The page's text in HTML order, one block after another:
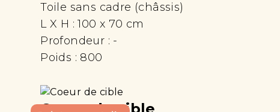
Toile sans cadre (châssis)
L X H :100 x 70 cm
Profondeur : -
Poids : 800